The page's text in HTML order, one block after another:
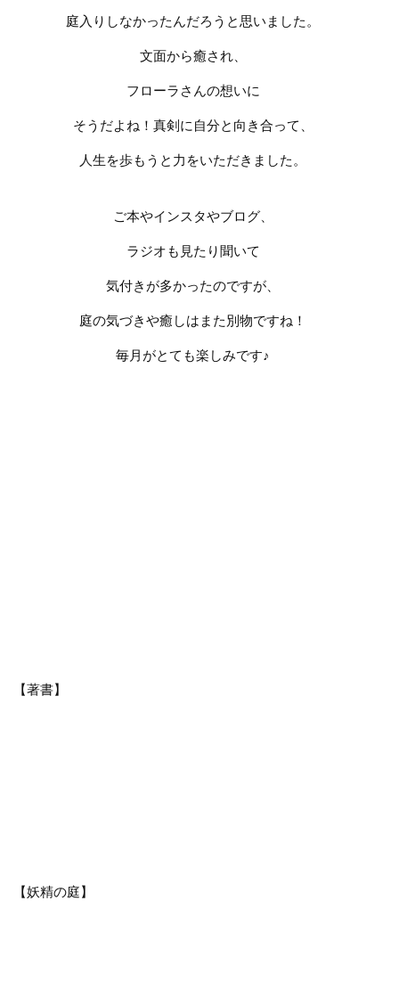
庭入りしなかったんだろうと思いました。
文面から癒され、
フローラさんの想いに
そうだよね！真剣に自分と向き合って、
人生を歩もうと力をいただきました。
ご本やインスタやブログ、
ラジオも見たり聞いて
気付きが多かったのですが、
庭の気づきや癒しはまた別物ですね！
毎月がとても楽しみです♪
【著書】
【妖精の庭】